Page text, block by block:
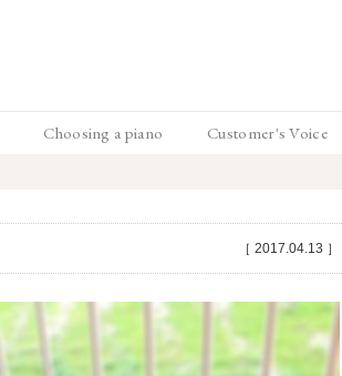
Choosing a piano Customer's Voice
［ 2017.04.13 ］